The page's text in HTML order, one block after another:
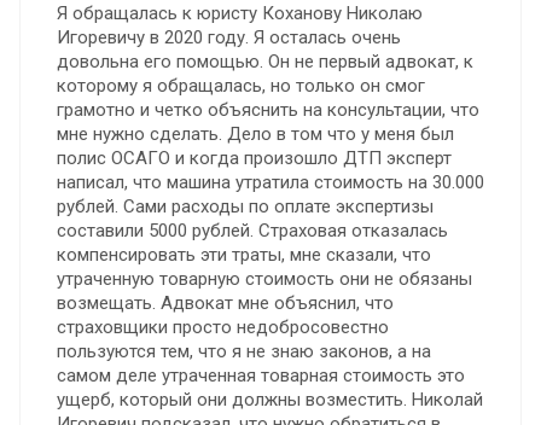
Я обращалась к юристу Коханову Николаю
Игоревичу в 2020 году. Я осталась очень
довольна его помощью. Oн не первый адвокат, к
которому я обращалась, но только он смог
грамотно и четко объяснить на консультации, что
мне нужно сделать. Дело в том что у меня был
полис ОСАГО и когда произошло ДТП эксперт
написал, что машина утратила стоимость на 30.000
рублей. Сами расходы по оплате экспертизы
составили 5000 рублей. Страховая отказалась
компенсировать эти траты, мне сказали, что
утраченную товарную стоимость они не обязаны
возмещать. Адвокат мне объяснил, что
страховщики просто недобросовестно
пользуются тем, что я не знаю законов, а на
самом деле утраченная товарная стоимость это
ущерб, который они должны возместить. Николай